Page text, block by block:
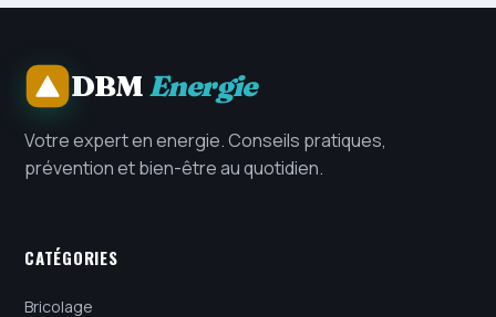
DBMEnergie
Votre expert en energie. Conseils pratiques,
prévention et bien-être au quotidien.
CATÉGORIES
Bricolage